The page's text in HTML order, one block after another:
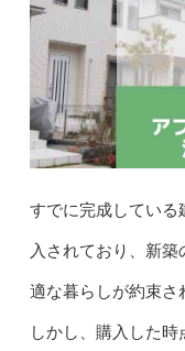
すでに完成している
入されており、新
適な暮らしが約束さ
しかし、購入した